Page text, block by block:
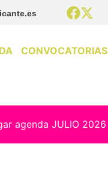
CONVOCATORIAS
agenda JULIO 2026